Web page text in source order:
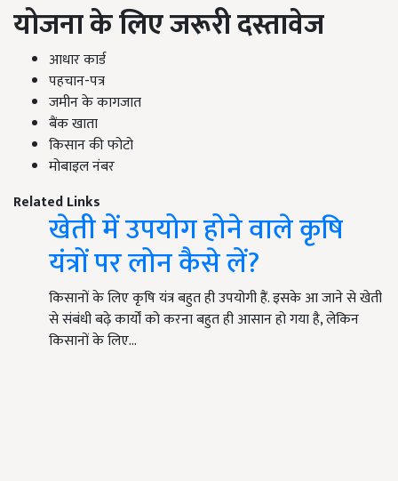
योजना के लिए जरूरी दस्तावेज
आधार कार्ड
पहचान-पत्र
जमीन के कागजात
बैंक खाता
किसान की फोटो
मोबाइल नंबर
Related Links
खेती में उपयोग होने वाले कृषि
यंत्रों पर लोन कैसे लें?
किसानों के लिए कृषि यंत्र बहुत ही उपयोगी हैं. इसके आ जाने से खेती
से संबंधी बढ़े कार्यों को करना बहुत ही आसान हो गया है, लेकिन
किसानों के लिए…